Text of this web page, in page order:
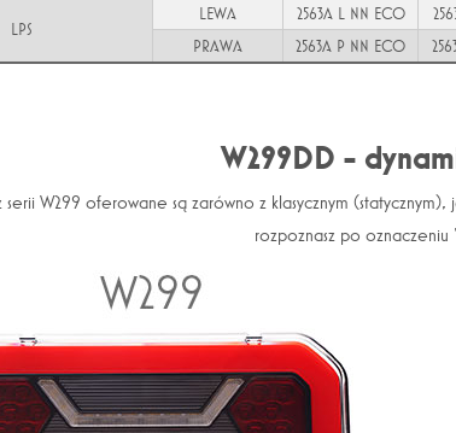
LPS
LEWA 2563A L NN ECO
PRAWA
2563A P NN ECO
W299DD -
serii W299 oferowane są zarówno z klasycznym
rozpoznasz po